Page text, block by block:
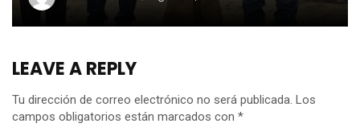
LEAVE A REPLY
Tu dirección de correo electrónico no será publicada. Los
campos obligatorios están marcados con *